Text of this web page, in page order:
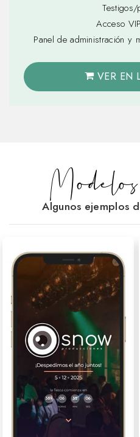
Testigos/
Acceso
Panel de administración y
VER EN
Modelos
Algunos ejemplos